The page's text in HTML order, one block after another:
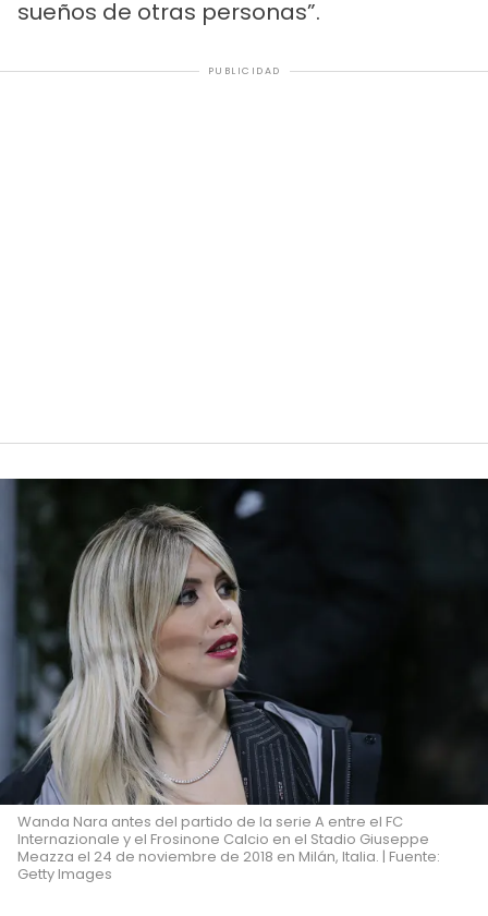
sueños de otras personas”.
PUBLICIDAD
Wanda Nara antes del partido de la serie A entre el FC
Internazionale y el Frosinone Calcio en el Stadio Giuseppe
Meazza el 24 de noviembre de 2018 en Milán, Italia. | Fuente:
Getty Images